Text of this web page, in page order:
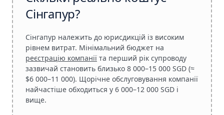
Сінгапур?
Сінгапур належить до юрисдикцій із високим
рівнем витрат. Мінімальний бюджет на
реєстрацію компанії та перший рік супроводу
зазвичай становить близько 8 000–15 000 SGD (≈
$6 000–11 000). Щорічне обслуговування компанії
найчастіше обходиться у 6 000–12 000 SGD і
вище.